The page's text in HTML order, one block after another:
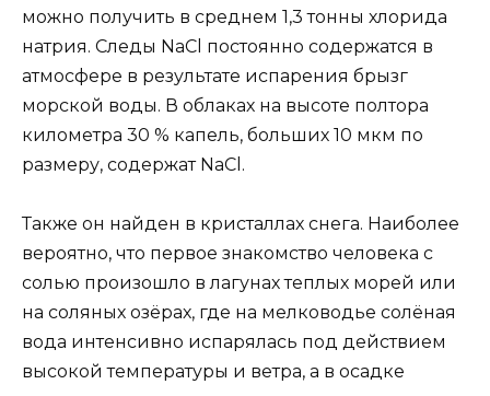
можно получить в среднем 1,3 тонны хлорида
натрия. Следы NaCl постоянно содержатся в
атмосфере в результате испарения брызг
морской воды. В облаках на высоте полтора
километра 30 % капель, больших 10 мкм по
размеру, содержат NaCl.
Также он найден в кристаллах снега. Наиболее
вероятно, что первое знакомство человека с
солью произошло в лагунах теплых морей или
на соляных озёрах, где на мелководье солёная
вода интенсивно испарялась под действием
высокой температуры и ветра, а в осадке